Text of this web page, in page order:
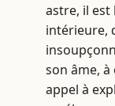
astre, il
intérieure,
son âme, à
appel à